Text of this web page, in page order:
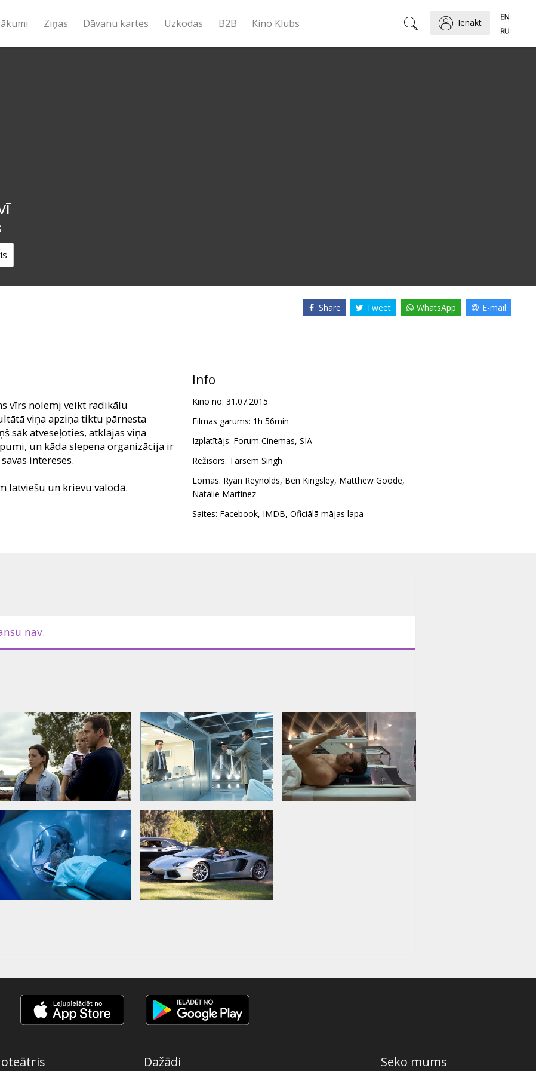
Ziņas Dāvanu kartes Uzkodas B2B Kino Klubs Ienākt
Share Tweet WhatsApp E-mail
vīrs nolemj veikt radikālu
viņa apziņa tiktu pārnesta
sāk atveseļoties, atklājas viņa
un kāda slepena organizācija ir
intereses.
latviešu un krievu valodā.
Info
Kino no: 31.07.2015
Filmas garums: 1h 56min
Izplatītājs: Forum Cinemas, SIA
Režisors: Tarsem Singh
Lomās: Ryan Reynolds, Ben Kingsley, Matthew Goode,
Natalie Martinez
Saites: Facebook, IMDB, Oficiālā mājas lapa
nav.
Dažādi Seko mums